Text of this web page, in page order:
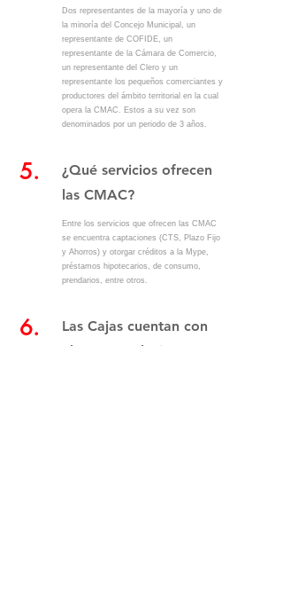
Dos representantes de la mayoría y uno de
la minoría del Concejo Municipal, un
representante de COFIDE, un
representante de la Cámara de Comercio,
un representante del Clero y un
representante los pequeños comerciantes y
productores del ámbito territorial en la cual
opera la CMAC. Estos a su vez son
denominados por un periodo de 3 años.
5.
¿Qué servicios ofrecen
las CMAC?
Entre los servicios que ofrecen las CMAC
se encuentra captaciones (CTS, Plazo Fijo
y Ahorros) y otorgar créditos a la Mype,
préstamos hipotecarios, de consumo,
prendarios, entre otros.
6.
Las Cajas cuentan con
alguna regulación?